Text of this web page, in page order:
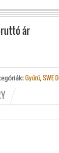
ár
Gyűrű, SWE